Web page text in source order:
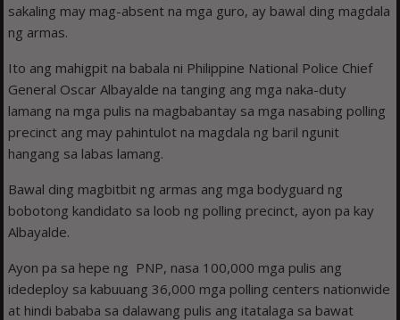
sakaling may mag-absent na mga guro, ay bawal ding magdala
ng armas.
Ito ang mahigpit na babala ni Philippine National Police Chief
General Oscar Albayalde na tanging ang mga naka-duty
lamang na mga pulis na magbabantay sa mga nasabing polling
precinct ang may pahintulot na magdala ng baril ngunit
hangang sa labas lamang.
Bawal ding magbitbit ng armas ang mga bodyguard ng
bobotong kandidato sa loob ng polling precinct, ayon pa kay
Albayalde.
Ayon pa sa hepe ng PNP, nasa 100,000 mga pulis ang
idedeploy sa kabuuang 36,000 mga polling centers nationwide
at hindi bababa sa dalawang pulis ang itatalaga sa bawat